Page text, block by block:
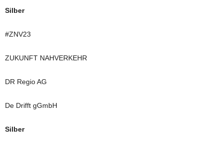
Silber
#ZNV23
ZUKUNFT NAHVERKEHR
DR Regio AG
De Drifft gGmbH
Silber